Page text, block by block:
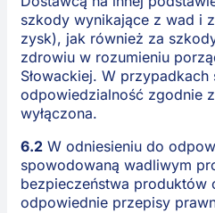
szkody wynikające z wad i
zysk), jak również za
zdrowiu w rozumieniu
Słowackiej. W przypadkach
odpowiedzialność zgodnie
wyłączona.
6.2W odniesieniu do
spowodowaną wadliwym
bezpieczeństwa produktów
odpowiednie przepisy